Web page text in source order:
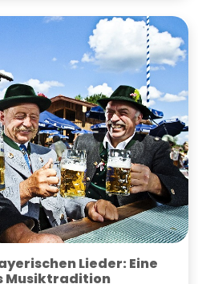
Lieder: Eine
Musiktradition